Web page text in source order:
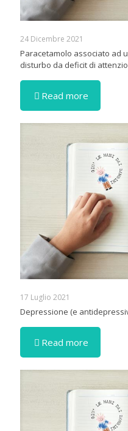
24 Dicembre 2021
Paracetamolo associato ad
disturbo da deficit di
Read more
17 Luglio 2021
Depressione (e
Read more